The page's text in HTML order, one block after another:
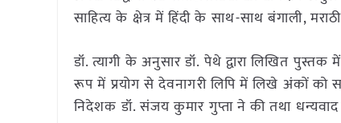
साहित्य के क्षेत्र में हिंदी के साथ-साथ बंगाली,
डॉ. त्यागी के अनुसार डॉ. पेथे द्वारा लिखित पुस्तक
रूप में प्रयोग से देवनागरी लिपि में लिखे अंकों को
निदेशक डॉ. संजय कुमार गुप्ता ने की तथा धन्यवाद